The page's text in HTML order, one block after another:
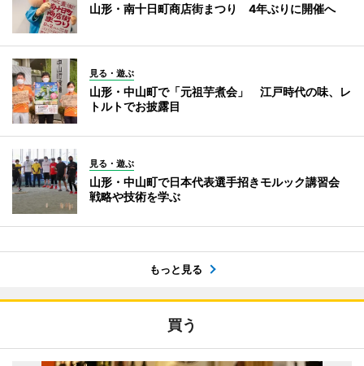
山形・南十日町商店街まつり 4年ぶりに開催へ
見る・遊ぶ
山形・中山町で「元祖芋煮会」 江戸時代の味、レ
トルトでお披露目
見る・遊ぶ
山形・中山町で日本代表選手招きモルック講習会
戦略や技術を学ぶ
もっと見る
買う